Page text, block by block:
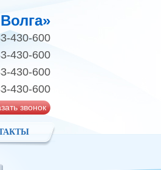
430-600
430-600
430-600
430-600
звонок